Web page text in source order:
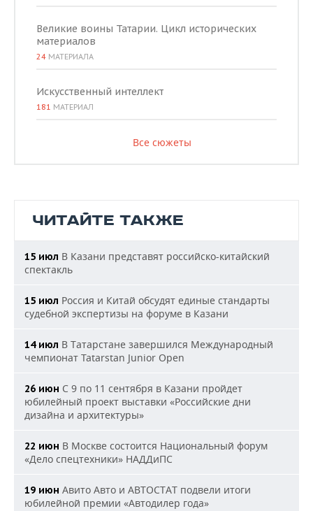
Великие воины Татарии. Цикл исторических
материалов
24 МАТЕРИАЛА
Искусственный интеллект
181 МАТЕРИАЛ
Все сюжеты
ЧИТАЙТЕ ТАКЖЕ
15 июл В Казани представят российско-китайский
спектакль
15 июл Россия и Китай обсудят единые стандарты
судебной экспертизы на форуме в Казани
14 июл В Татарстане завершился Международный
чемпионат Tatarstan Junior Open
26 июн С 9 по 11 сентября в Казани пройдет
юбилейный проект выставки «Российские дни
дизайна и архитектуры»
22 июн В Москве состоится Национальный форум
«Дело спецтехники» НАДДиПС
19 июн Авито Авто и АВТОСТАТ подвели итоги
юбилейной премии «Автодилер года»